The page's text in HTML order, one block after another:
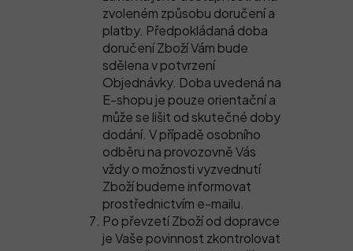
zvoleném způsobu doručení a
platby. Předpokládaná doba
doručení Zboží Vám bude
sdělena v potvrzení
Objednávky. Doba uvedená na
E-shopu je pouze orientační a
může se lišit od skutečné doby
dodání. V případě osobního
odběru na provozovně Vás
vždy o možnosti vyzvednutí
Zboží budeme informovat
prostřednictvím e-mailu.
Po převzetí Zboží od dopravce
je Vaše povinnost zkontrolovat